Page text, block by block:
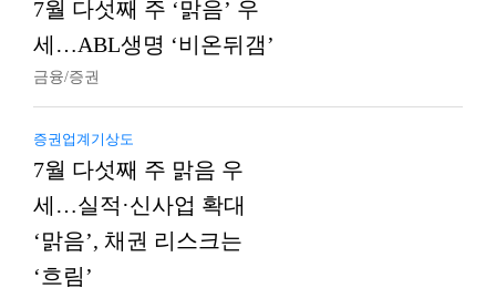
7월 다섯째 주 ‘맑음’ 우
세…ABL생명 ‘비온뒤갬’
금융/증권
증권업계기상도
7월 다섯째 주 맑음 우
세…실적·신사업 확대
‘맑음’, 채권 리스크는
‘흐림’